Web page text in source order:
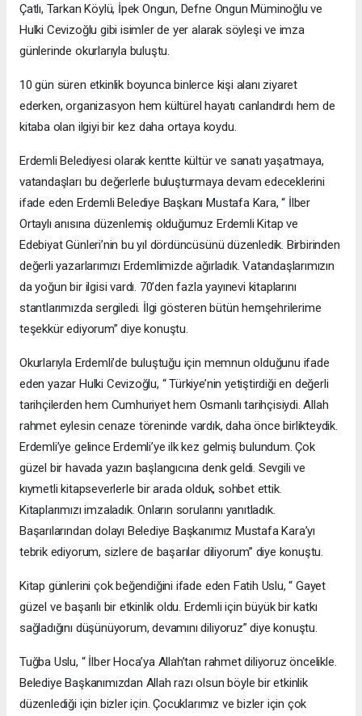
Çatlı, Tarkan Köylü, İpek Ongun, Defne Ongun Müminoğlu ve
Hulki Cevizoğlu gibi isimler de yer alarak söyleşi ve imza
günlerinde okurlarıyla buluştu.
10 gün süren etkinlik boyunca binlerce kişi alanı ziyaret
ederken, organizasyon hem kültürel hayatı canlandırdı hem de
kitaba olan ilgiyi bir kez daha ortaya koydu.
Erdemli Belediyesi olarak kentte kültür ve sanatı yaşatmaya,
vatandaşları bu değerlerle buluşturmaya devam edeceklerini
ifade eden Erdemli Belediye Başkanı Mustafa Kara, “ İlber
Ortaylı anısına düzenlemiş olduğumuz Erdemli Kitap ve
Edebiyat Günleri’nin bu yıl dördüncüsünü düzenledik. Birbirinden
değerli yazarlarımızı Erdemlimizde ağırladık. Vatandaşlarımızın
da yoğun bir ilgisi vardı. 70’den fazla yayınevi kitaplarını
stantlarımızda sergiledi. İlgi gösteren bütün hemşehrilerime
teşekkür ediyorum” diye konuştu.
Okurlarıyla Erdemli’de buluştuğu için memnun olduğunu ifade
eden yazar Hulki Cevizoğlu, “ Türkiye’nin yetiştirdiği en değerli
tarihçilerden hem Cumhuriyet hem Osmanlı tarihçisiydi. Allah
rahmet eylesin cenaze töreninde vardık, daha önce birlikteydik.
Erdemli’ye gelince Erdemli’ye ilk kez gelmiş bulundum. Çok
güzel bir havada yazın başlangıcına denk geldi. Sevgili ve
kıymetli kitapseverlerle bir arada olduk, sohbet ettik.
Kitaplarımızı imzaladık. Onların sorularını yanıtladık.
Başarılarından dolayı Belediye Başkanımız Mustafa Kara’yı
tebrik ediyorum, sizlere de başarılar diliyorum” diye konuştu.
Kitap günlerini çok beğendiğini ifade eden Fatih Uslu, “ Gayet
güzel ve başarılı bir etkinlik oldu. Erdemli için büyük bir katkı
sağladığını düşünüyorum, devamını diliyoruz” diye konuştu.
Tuğba Uslu, “ İlber Hoca’ya Allah’tan rahmet diliyoruz öncelikle.
Belediye Başkanımızdan Allah razı olsun böyle bir etkinlik
düzenlediği için bizler için. Çocuklarımız ve bizler için çok